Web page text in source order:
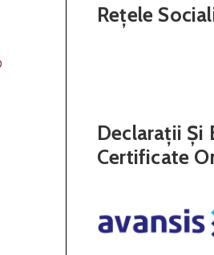
Rețele
Declarații Și
Certificate